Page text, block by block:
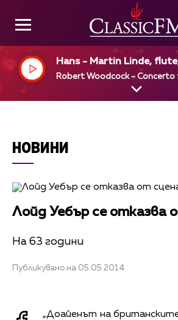
Hans - Martin Linde,
rne, Rudolf
Robert Woodcock - Concerto
НОВИНИ
Лойд Уебър се отказва
На 63 години
Публикувано на 05.05.2014
„Доайенът на